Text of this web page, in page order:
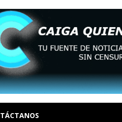
AGOSTO 8, 2026